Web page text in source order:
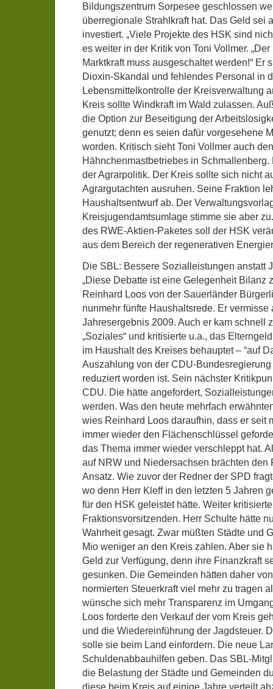
Bildungszentrum Sorpesee geschlossen
überregionale Strahlkraft hat. Das Geld sei
investiert. „Viele Projekte des HSK sind
es weiter in der Kritik von Toni Vollmer.
Marktkraft muss ausgeschaltet werden!“ Er
Dioxin-Skandal und fehlendes Personal in
Lebensmittelkontrolle der Kreisverwaltung
Kreis sollte Windkraft im Wald zulassen.
die Option zur Beseitigung der
genutzt; denn es seien dafür vorgesehene
worden. Kritisch sieht Toni Vollmer auch
Hähnchenmastbetriebes in
der Agrarpolitik. Der Kreis sollte sich nicht
Agrargutachten ausruhen. Seine Fraktion
Haushaltsentwurf ab. Der
Kreisjugendamtsumlage stimme sie aber
des RWE-Aktien-Paketes soll der HSK
aus dem Bereich der regenerativen
Die SBL: Bessere Sozialleistungen anstatt
„Diese Debatte ist eine Gelegenheit Bilanz
Reinhard Loos von der Sauerländer
nunmehr fünfte Haushaltsrede. Er vermisse
Jahresergebnis 2009. Auch er kam schnell
„Soziales“ und kritisierte u.a., das
im Haushalt des Kreises behauptet – “auf
Auszahlung von der CDU-
reduziert worden ist. Sein nächster
CDU. Die hätte angefordert,
werden. Was den heute mehrfach
wies Reinhard Loos daraufhin, dass er seit
immer wieder den Flächenschlüssel
das Thema immer wieder verschleppt hat.
auf NRW und Niedersachsen brächten den
Ansatz. Wie zuvor der Redner der SPD
wo denn Herr Kleff in den letzten 5 Jahren
für den HSK geleistet hätte. Weiter
Fraktionsvorsitzenden. Herr Schulte hätte
Wahrheit gesagt. Zwar müßten Städte und
Mio weniger an den Kreis zahlen. Aber sie
Geld zur Verfügung, denn ihre Finanzkraft
gesunken. Die Gemeinden hätten daher
normierten Steuerkraft viel mehr zu tragen
wünsche sich mehr Transparenz im
Loos forderte den Verkauf der vom Kreis
und die Wiedereinführung der Jagdsteuer.
solle sie beim Land einfordern. Die neue
Schuldenabbauhilfen geben. Das SBL-
die Belastung der Städte und Gemeinden
diese beim Kreis auf einige Jahre verteilt